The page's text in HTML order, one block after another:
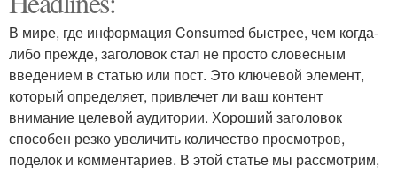
В мире, где информация Consumed быстрее, чем когда-
либо прежде, заголовок стал не просто словесным
введением в статью или пост. Это ключевой элемент,
который определяет, привлечет ли ваш контент
внимание целевой аудитории. Хороший заголовок
способен резко увеличить количество просмотров,
поделок и комментариев. В этой статье мы рассмотрим,